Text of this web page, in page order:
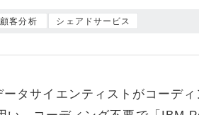
テム・コミュニケーシ
ティ
顧客分析 シェアドサービス
タサイエンティストがコーデ